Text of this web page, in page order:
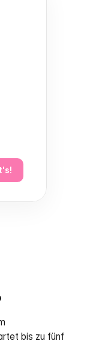
bis zu fünf